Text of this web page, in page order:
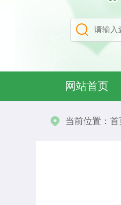
网站首页
当前位置： 首